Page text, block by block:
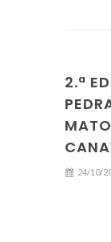
2.ª
24/10/